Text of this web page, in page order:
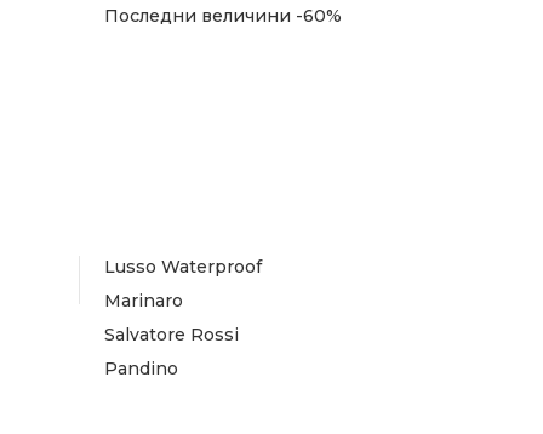
Последни величини -60%
Lusso Waterproof
Marinaro
Salvatore Rossi
Pandino